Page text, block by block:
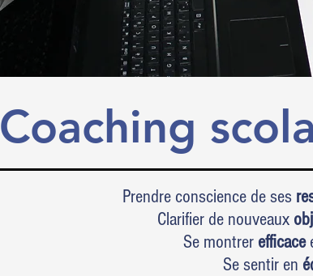
Coaching
Prendre conscience de ses
Clarifier de nouveaux
Se montrer efficace
Se sentir en